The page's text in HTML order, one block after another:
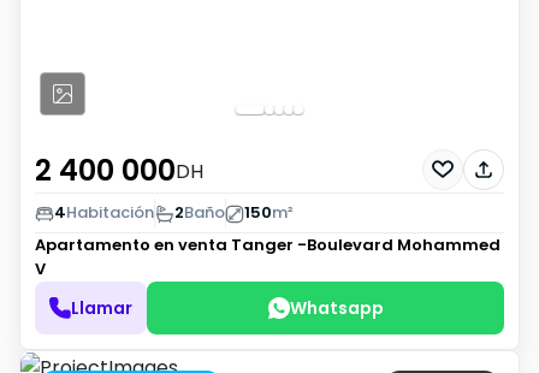
2 400 000DH
4Habitación 2Baño 150m²
Apartamento en venta Tanger -Boulevard Mohammed
V
Llamar Whatsapp